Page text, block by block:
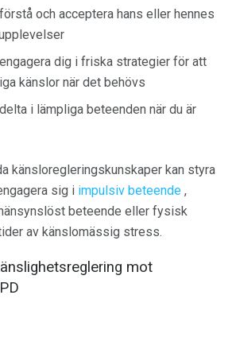
och acceptera hans eller hennes
dig i friska strategier för att
känslor när det behövs
i lämpliga beteenden när du är
känsloregleringskunskaper kan styra
sig i impulsiv beteende ,
beteende eller fysisk
av känslomässig stress.
mot